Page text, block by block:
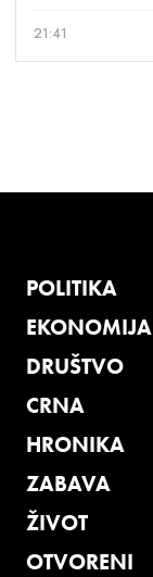
21:41
POLITIKA
EKONOMIJA
DRUŠTVO
CRNA
HRONIKA
ZABAVA
ŽIVOT
OTVORENI